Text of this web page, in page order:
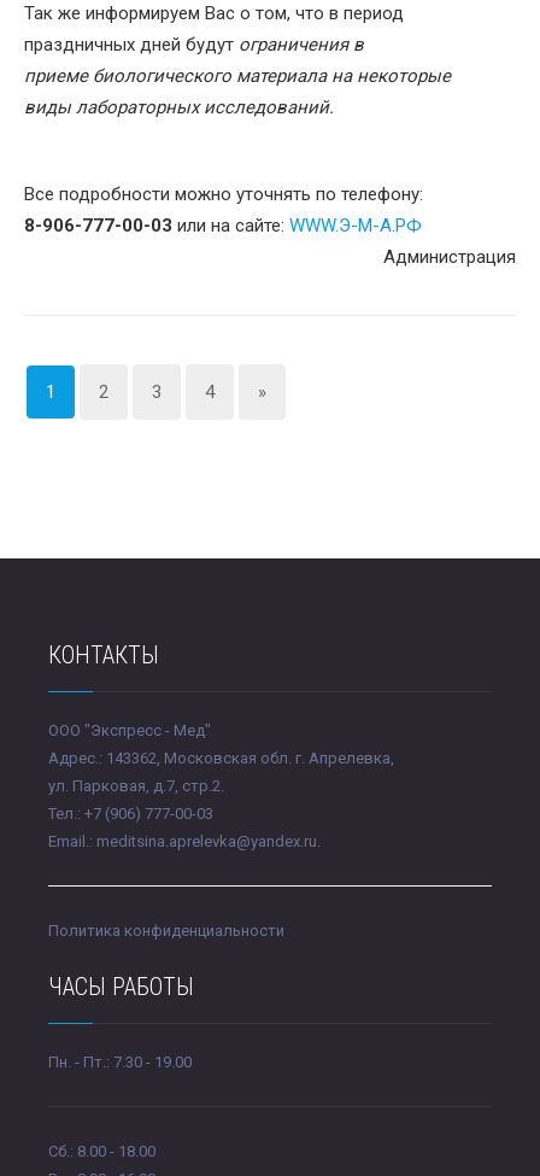
Так же информируем Вас о том, что в период
праздничных дней будут ограничения в
приеме биологического материала на некоторые
видылабораторных исследований.
Все подробности можно уточнять по телефону:
8-906-777-00-03 или на сайте: WWW.Э-М-А.РФ
Администрация
1 2 3 4 »
КОНТАКТЫ
ООО "Экспресс - Мед"
Адрес.: 143362, Московская обл. г. Апрелевка,
ул. Парковая, д.7, стр.2.
Тел.: +7 (906) 777-00-03
Email.: meditsina.aprelevka@yandex.ru.
Политика конфиденциальности
ЧАСЫ РАБОТЫ
Пн. - Пт.: 7.30 - 19.00
Сб.: 8.00 - 18.00